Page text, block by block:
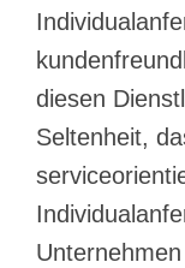
diesen
Seltenheit,